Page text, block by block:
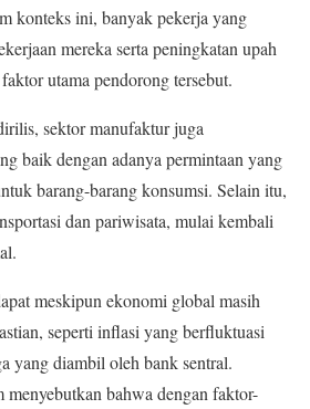
konteks ini, banyak pekerja yang
mereka serta peningkatan upah
utama pendorong tersebut.
sektor manufaktur juga
baik dengan adanya permintaan yang
barang-barang konsumsi. Selain itu,
dan pariwisata, mulai kembali
meskipun ekonomi global masih
seperti inflasi yang berfluktuasi
yang diambil oleh bank sentral.
bahwa dengan faktor-